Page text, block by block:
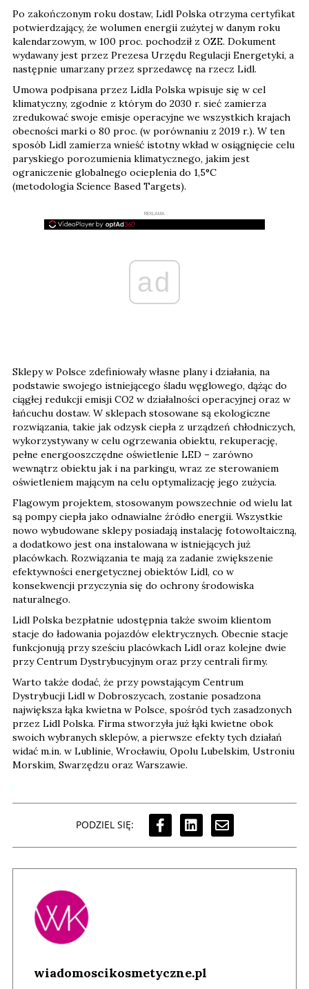
Po zakończonym roku dostaw, Lidl Polska otrzyma certyfikat
potwierdzający, że wolumen energii zużytej w danym roku
kalendarzowym, w 100 proc. pochodził z OZE. Dokument
wydawany jest przez Prezesa Urzędu Regulacji Energetyki, a
następnie umarzany przez sprzedawcę na rzecz Lidl.
Umowa podpisana przez Lidla Polska wpisuje się w cel
klimatyczny, zgodnie z którym do 2030 r. sieć zamierza
zredukować swoje emisje operacyjne we wszystkich krajach
obecności marki o 80 proc. (w porównaniu z 2019 r.). W ten
sposób Lidl zamierza wnieść istotny wkład w osiągnięcie celu
paryskiego porozumienia klimatycznego, jakim jest
ograniczenie globalnego ocieplenia do 1,5°C
(metodologia Science Based Targets).
REKLAMA
ad
Sklepy w Polsce zdefiniowały własne plany i działania, na
podstawie swojego istniejącego śladu węglowego, dążąc do
ciągłej redukcji emisji CO2 w działalności operacyjnej oraz w
łańcuchu dostaw. W sklepach stosowane są ekologiczne
rozwiązania, takie jak odzysk ciepła z urządzeń chłodniczych,
wykorzystywany w celu ogrzewania obiektu, rekuperację,
pełne energooszczędne oświetlenie LED – zarówno
wewnątrz obiektu jak i na parkingu, wraz ze sterowaniem
oświetleniem mającym na celu optymalizację jego zużycia.
Flagowym projektem, stosowanym powszechnie od wielu lat
są pompy ciepła jako odnawialne źródło energii. Wszystkie
nowo wybudowane sklepy posiadają instalację fotowoltaiczną,
a dodatkowo jest ona instalowana w istniejących już
placówkach. Rozwiązania te mają za zadanie zwiększenie
efektywności energetycznej obiektów Lidl, co w
konsekwencji przyczynia się do ochrony środowiska
naturalnego.
Lidl Polska bezpłatnie udostępnia także swoim klientom
stacje do ładowania pojazdów elektrycznych. Obecnie stacje
funkcjonują przy sześciu placówkach Lidl oraz kolejne dwie
przy Centrum Dystrybucyjnym oraz przy centrali firmy.
Warto także dodać, że przy powstającym Centrum
Dystrybucji Lidl w Dobroszycach, zostanie posadzona
największa łąka kwietna w Polsce, spośród tych zasadzonych
przez Lidl Polska. Firma stworzyła już łąki kwietne obok
swoich wybranych sklepów, a pierwsze efekty tych działań
widać m.in. w Lublinie, Wrocławiu, Opolu Lubelskim, Ustroniu
Morskim, Swarzędzu oraz Warszawie.
PODZIEL SIĘ:
wiadomoscikosmetyczne.pl